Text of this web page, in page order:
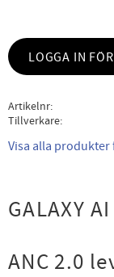
LOGGA IN
Artikelnr
Tillverkare
Visa alla produkter
GALAXY AI
ANC 2.0